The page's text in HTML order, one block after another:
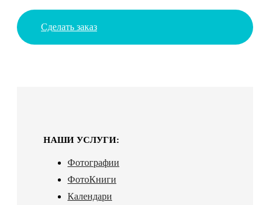
Сделать заказ
НАШИ УСЛУГИ:
Фотографии
ФотоКниги
Календари